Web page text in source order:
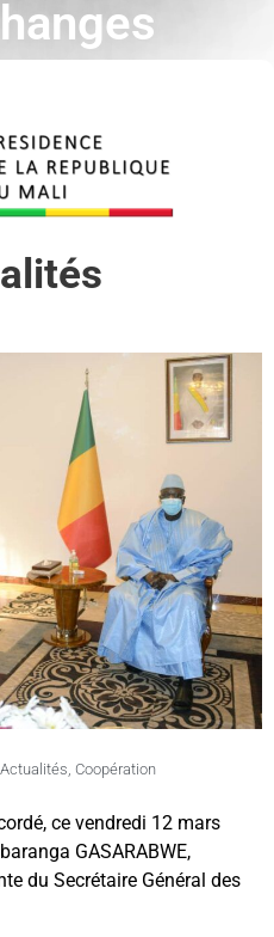
Actualités Coopération
ce vendredi 12 mars
GASARABWE,
du Secrétaire Général des